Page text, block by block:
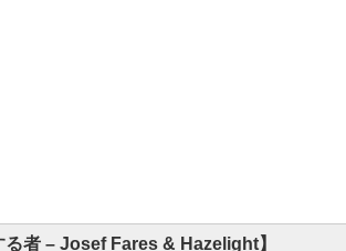
る者 – Josef Fares & Hazelight】